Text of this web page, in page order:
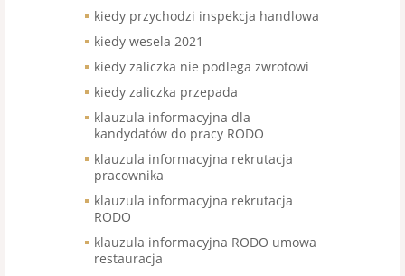
kiedy przychodzi inspekcja handlowa
kiedy wesela 2021
kiedy zaliczka nie podlega zwrotowi
kiedy zaliczka przepada
klauzula informacyjna dla
kandydatów do pracy RODO
klauzula informacyjna rekrutacja
pracownika
klauzula informacyjna rekrutacja
RODO
klauzula informacyjna RODO umowa
restauracja